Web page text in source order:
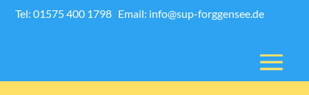
Tel: 01575 400 1798 Email: info@sup-forggensee.de